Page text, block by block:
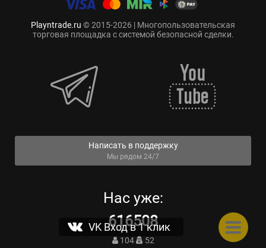
Playntrade.ru © 2015-2026 | Многопользовательская
торговая площадка с системой безопасной сделки.
Написать в поддержку
Мы рядом 24/7
Нас уже:
616508
104 52
VK Вход в 1 клик